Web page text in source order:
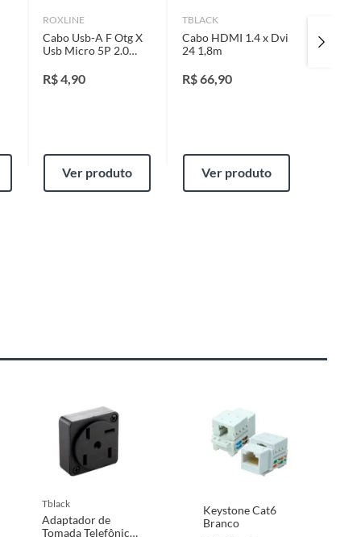
ROXLINE
Cabo Usb-A F Otg X
Usb Micro 5P 2.0
R$4,90
Ver produto
TBLACK
Cabo HDMI 1.4 x Dvi
24 1,8m
R$66,90
Ver produto
tblack
Adaptador de
Tomada Telefônica
Keystone Cat6
Branco